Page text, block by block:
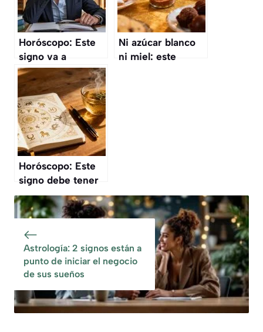
Horóscopo: Este
signo va a
resolver un
conflicto legal a su
favor
Ni azúcar blanco
ni miel: este
Horóscopo: Este
signo debe tener
cuidado con lo
que firma esta
semana
Astrología: 2 signos están a
punto de iniciar el negocio
de sus sueños